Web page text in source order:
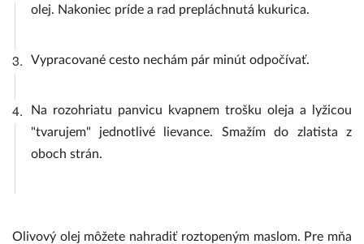
olej. Nakoniec príde a rad prepláchnutá kukurica.
3. Vypracované cesto nechám pár minút odpočívať.
4.
Na rozohriatu panvicu kvapnem trošku oleja a lyžicou
"tvarujem" jednotlivé lievance. Smažím do zlatista z
oboch strán.
Olivový olej môžete nahradiť roztopeným maslom. Pre mňa